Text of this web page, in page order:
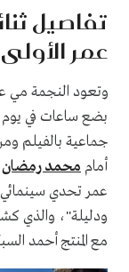
تفاصيل
عمر
وتعود النجمة مي
بضع ساعات في يوم
جماعية بالفيلم
أمام محمد رمضان
عمر تحدي
ودليلة"، والذي
مع المنتج أحمد